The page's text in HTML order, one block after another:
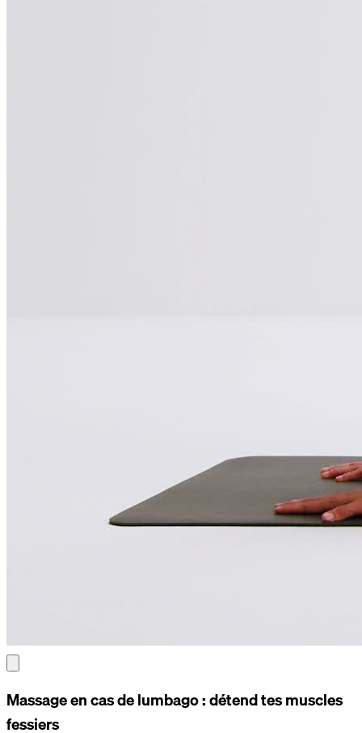
Massage en cas de lumbago : détend tes muscles
fessiers